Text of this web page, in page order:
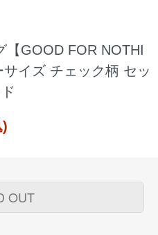
【GOOD FOR NOTHI
イズ チェック柄 セッ
OUT